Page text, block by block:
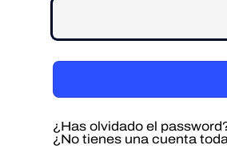
¿Has olvidado el
¿No tienes una cuenta